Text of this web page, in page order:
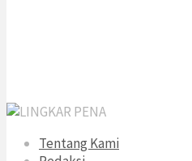
Tentang Kami